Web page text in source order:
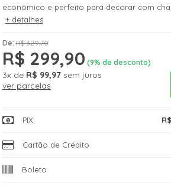
econômico e perfeito para decorar com
+ detalhes
De:R$ 329,70
R$ 299,90 (9% de desconto)
3xde R$ 99,97sem juros
ver parcelas
PIX
Cartão de Crédito
Boleto